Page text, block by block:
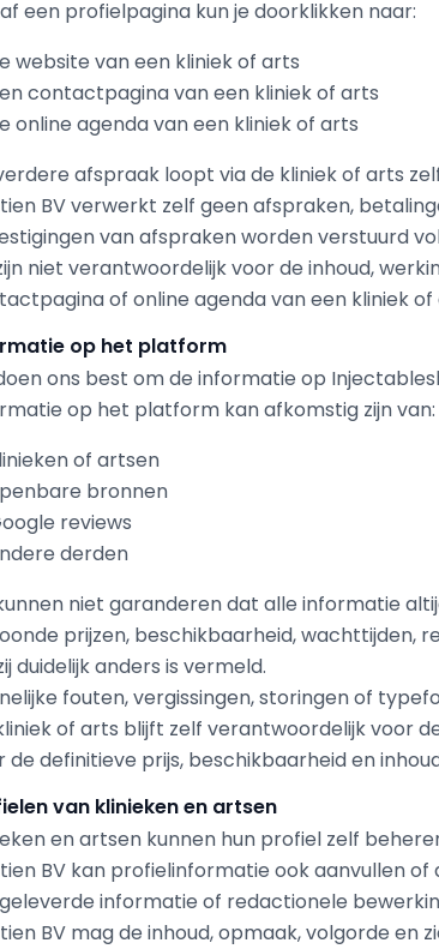
een profielpagina kun je doorklikken naar:
website van een kliniek of arts
contactpagina van een kliniek of arts
online agenda van een kliniek of arts
afspraak loopt via de kliniek of arts
BV verwerkt zelf geen afspraken,
van afspraken worden verstuurd
niet verantwoordelijk voor de inhoud,
of online agenda van een kliniek of
op het platform
ons best om de informatie op
op het platform kan afkomstig zijn van:
of artsen
bronnen
reviews
derden
niet garanderen dat alle informatie
prijzen, beschikbaarheid, wachttijden,
duidelijk anders is vermeld.
fouten, vergissingen, storingen of
of arts blijft zelf verantwoordelijk voor
de definitieve prijs, beschikbaarheid en
van klinieken en artsen
en artsen kunnen hun profiel zelf
BV kan profielinformatie ook aanvullen
informatie of redactionele
BV mag de inhoud, opmaak, volgorde